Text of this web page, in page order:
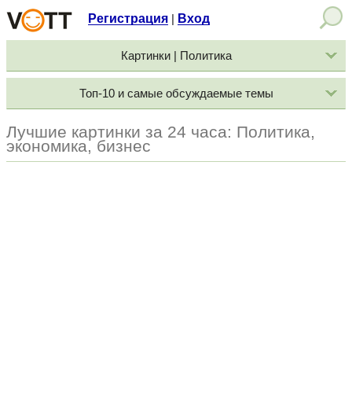
Регистрация Вход
Картинки | Политика
Топ-10 и самые обсуждаемые темы
Лучшие картинки за 24 часа: Политика,
экономика, бизнес